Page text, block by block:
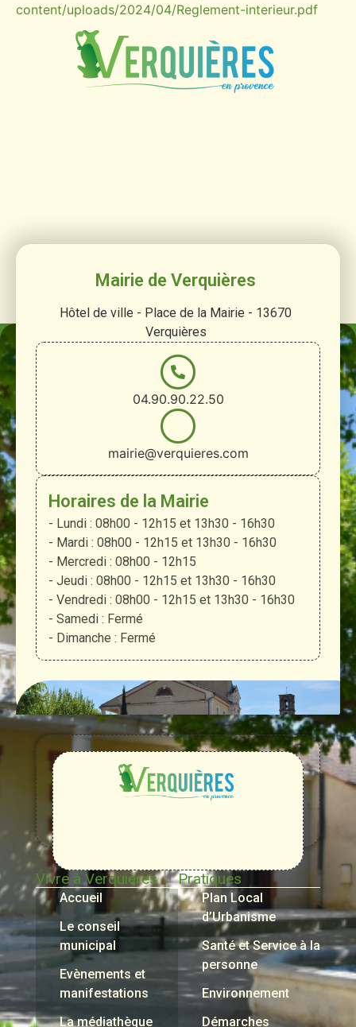
content/uploads/2024/04/Reglement-interieur.pdf
Mairie de Verquières
Hôtel de ville - Place de la Mairie - 13670
Verquières
04.90.90.22.50
mairie@verquieres.com
Horaires de la Mairie
- Lundi : 08h00 - 12h15 et 13h30 - 16h30
- Mardi : 08h00 - 12h15 et 13h30 - 16h30
- Mercredi : 08h00 - 12h15
- Jeudi : 08h00 - 12h15 et 13h30 - 16h30
- Vendredi : 08h00 - 12h15 et 13h30 - 16h30
- Samedi : Fermé
- Dimanche : Fermé
Entre
Rhône,
Alpilles
et
Durance
Vivre à Verquières
Accueil
Le conseil
municipal
Evènements et
manifestations
La médiathèque
Pratiques
Plan Local
d’Urbanisme
Santé et Service à la
personne
Environnement
Démarches